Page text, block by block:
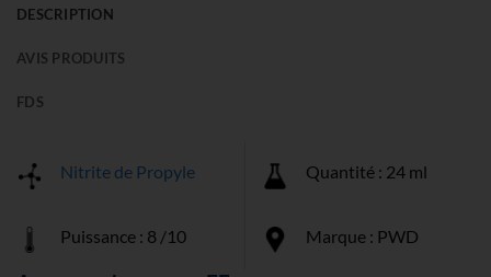
DESCRIPTION
AVIS PRODUITS
FDS
Nitrite de Propyle Quantité : 24 ml
Puissance : 8 /10 Marque : PWD